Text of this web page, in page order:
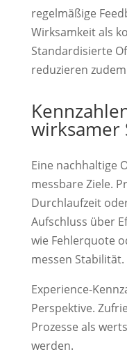
regelmäßige
Wirksamkeit als
Standardisierte
reduzieren
wirksamer
Eine nachhaltige
messbare Ziele.
Durchlaufzeit
Aufschluss über
wie Fehlerquote
messen Stabilität.
Experience-
Perspektive.
Prozesse als
werden.